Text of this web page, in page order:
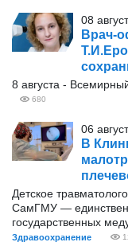
08
Врач-
8 августа -
680
06
В
Детское
СамГМУ —
государственных
Здравоохранение